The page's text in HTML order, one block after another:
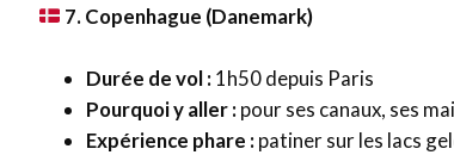
7. Copenhague (Danemark)
Durée de vol :1h50 depuis Paris
Pourquoi y aller :pour ses canaux, ses
Expérience phare :patiner sur les lacs